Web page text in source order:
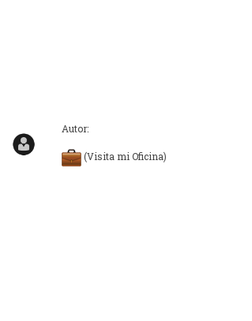
Autor:
(Visita mi Oficina)